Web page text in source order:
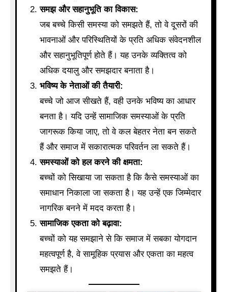
समझ और सहानुभूति का विकास:
जब बच्चे किसी समस्या को समझते हैं, तो वे दूसरों की
भावनाओं और परिस्थितियों के प्रति अधिक संवेदनशील
और सहानुभूतिपूर्ण होते हैं। यह उनके व्यक्तित्व को
अधिक दयालु और समझदार बनाता है।
भविष्य के नेताओं की तैयारी:
बच्चे जो आज सीखते हैं, वही उनके भविष्य का आधार
बनता है। यदि उन्हें सामाजिक समस्याओं के प्रति
जागरूक किया जाए, तो वे कल बेहतर नेता बन सकते
हैं और समाज में सकारात्मक परिवर्तन ला सकते हैं।
समस्याओं को हल करने की क्षमता:
बच्चों को सिखाया जा सकता है कि कैसे समस्याओं का
समाधान निकाला जा सकता है। यह उन्हें एक जिम्मेदार
नागरिक बनने में मदद करता है।
सामाजिक एकता को बढ़ावा:
बच्चों को यह समझाने से कि समाज में सबका योगदान
महत्वपूर्ण है, वे सामूहिक प्रयास और एकता का महत्व
समझते हैं।